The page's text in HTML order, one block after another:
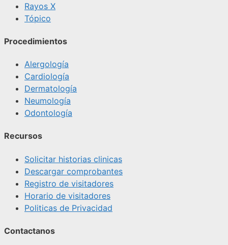
Rayos X
Tópico
Procedimientos
Alergología
Cardiología
Dermatología
Neumología
Odontología
Recursos
Solicitar historias clinicas
Descargar comprobantes
Registro de visitadores
Horario de visitadores
Politicas de Privacidad
Contactanos